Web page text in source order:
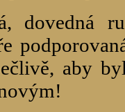
dovedná
aby